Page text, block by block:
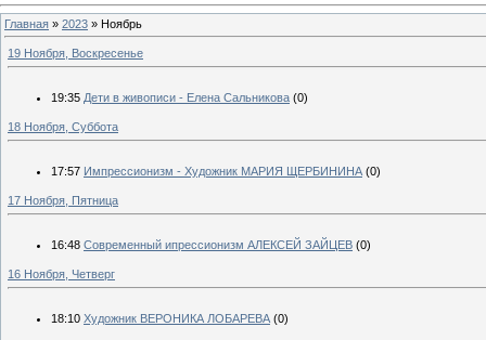
Главная » 2023 » Ноябрь
19 Ноября, Воскресенье
19:35 Дети в живописи - Елена Сальникова (0)
18 Ноября, Суббота
17:57 Импрессионизм - Художник МАРИЯ ЩЕРБИНИНА (0)
17 Ноября, Пятница
16:48 Современный ипрессионизм АЛЕКСЕЙ ЗАЙЦЕВ (0)
16 Ноября, Четверг
18:10 Художник ВЕРОНИКА ЛОБАРЕВА (0)